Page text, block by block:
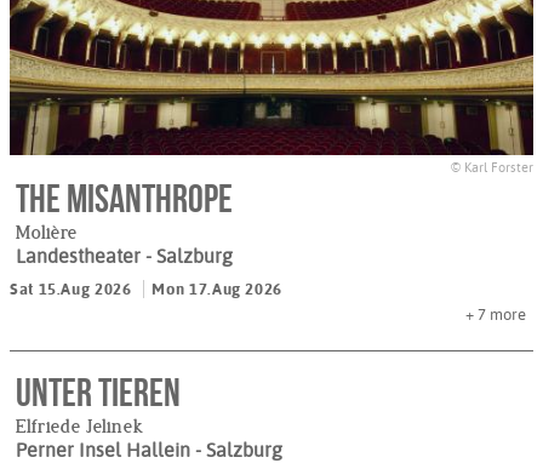
© Karl Forster
The Misanthrope
Molière
Landestheater - Salzburg
Sat 15.Aug 2026
Mon 17.Aug 2026
+ 7 more
Unter Tieren
Elfriede Jelinek
Perner Insel Hallein - Salzburg